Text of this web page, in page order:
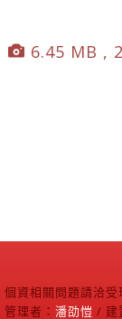
6.45 MB ,
個資相關問題請洽
管理者： 潘劭愷 / 建